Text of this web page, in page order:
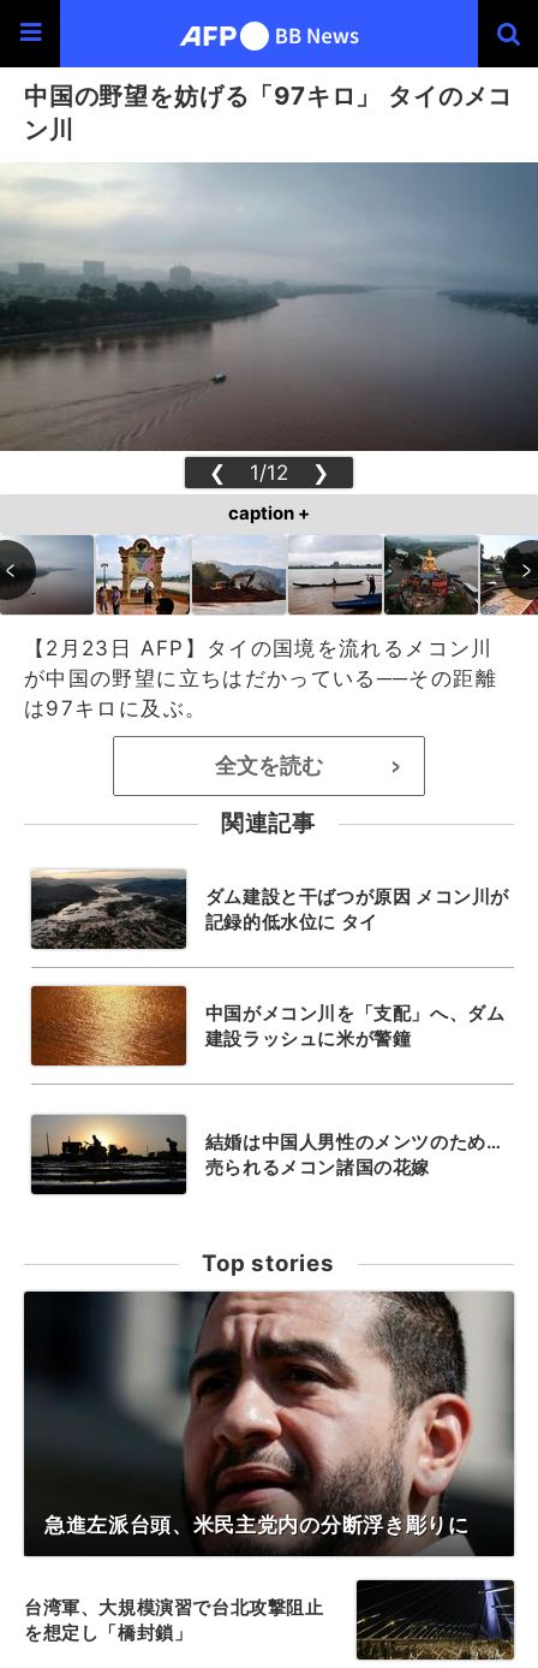
中国の野望を妨げる「97キロ」 タイのメコ
ン川
❮ 1/12 ❯
caption +
【2月23日 AFP】タイの国境を流れるメコン川
が中国の野望に立ちはだかっている──その距離
は97キロに及ぶ。
全文を読む >
関連記事
ダム建設と干ばつが原因 メコン川が
記録的低水位に タイ
中国がメコン川を「支配」へ、ダム
建設ラッシュに米が警鐘
結婚は中国人男性のメンツのため…
売られるメコン諸国の花嫁
Top stories
急進左派台頭、米民主党内の分断浮き彫りに
台湾軍、大規模演習で台北攻撃阻止
を想定し「橋封鎖」